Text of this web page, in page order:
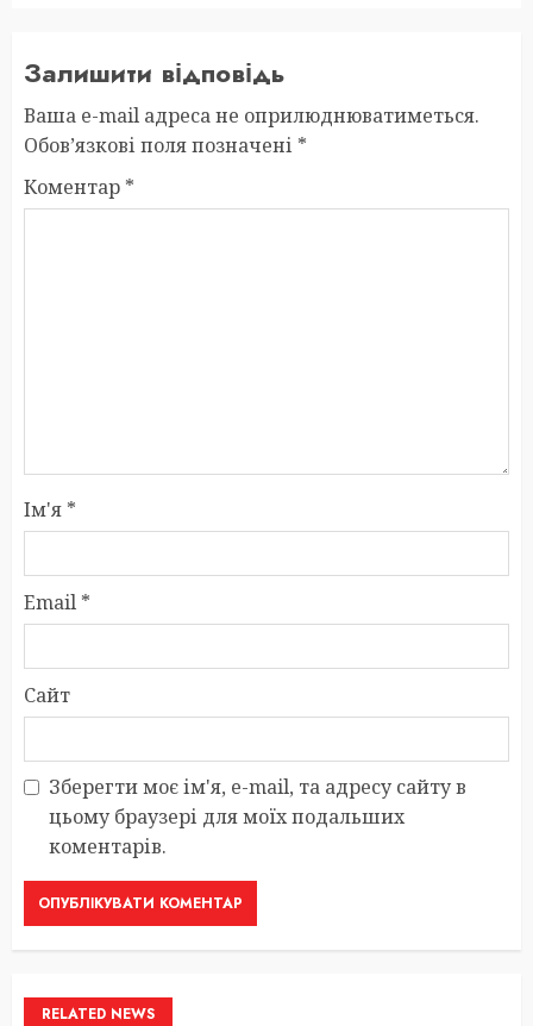
Залишити відповідь
Ваша e-mail адреса не оприлюднюватиметься.
Обов’язкові поля позначені *
Коментар *
Ім'я *
Email *
Сайт
Зберегти моє ім'я, e-mail, та адресу сайту в
цьому браузері для моїх подальших
коментарів.
RELATED NEWS